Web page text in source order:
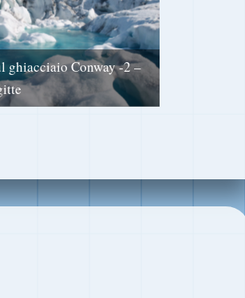
ghiacciaio Conway -2 –